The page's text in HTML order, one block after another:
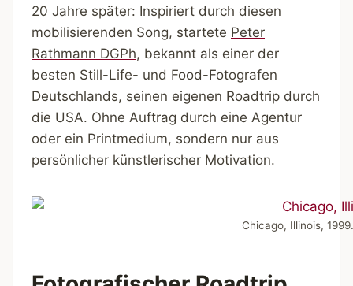
20 Jahre später: Inspiriert durch diesen
mobilisierenden Song, startete Peter
Rathmann DGPh, bekannt als einer der
besten Still-Life- und Food-Fotografen
Deutschlands, seinen eigenen Roadtrip durch
die USA. Ohne Auftrag durch eine Agentur
oder ein Printmedium, sondern nur aus
persönlicher künstlerischer Motivation.
Chicago, Illinois,